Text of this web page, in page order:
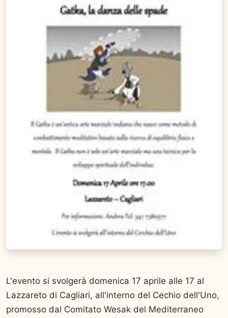
L'evento si svolgerà domenica 17 aprile alle 17 al
Lazzareto di Cagliari, all'interno del Cechio dell'Uno,
promosso dal Comitato Wesak del Mediterraneo